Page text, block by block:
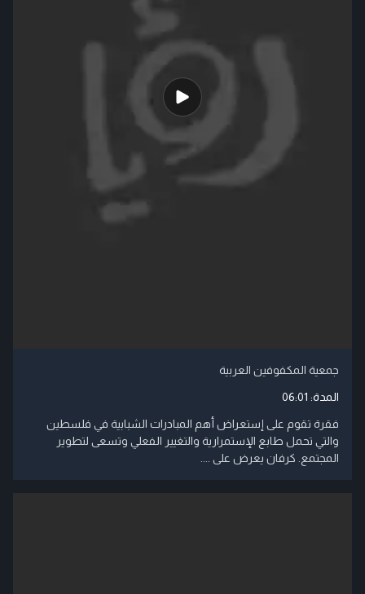
جمعية المكفوفين العربية
المدة: 06:01
فقرة تقوم على إستعراض أهم المبادرات الشبابية في فلسطين
والتي تحمل طابع الإستمرارية والتغيير الفعلي وتسعى لتطوير
المجتمع. كرفان يعرض على ....